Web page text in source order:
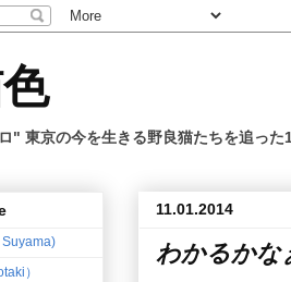
" 東京の今を生きる野良猫たちを追った
11.01.2014
わかるかな
）